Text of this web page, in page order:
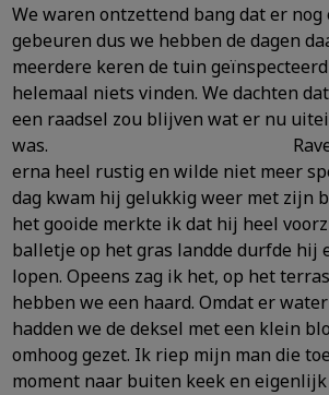
We waren ontzettend bang dat er nog
gebeuren dus we hebben de dagen
meerdere keren de tuin
helemaal niets vinden. We dachten dat
een raadsel zou blijven wat er nu
was. Raven was
erna heel rustig en wilde niet meer
dag kwam hij gelukkig weer met zijn
het gooide merkte ik dat hij heel
balletje op het gras landde durfde hij
lopen. Opeens zag ik het, op het
hebben we een haard. Omdat er
hadden we de deksel met een klein
omhoog gezet. Ik riep mijn man die
moment naar buiten keek en eigenlijk